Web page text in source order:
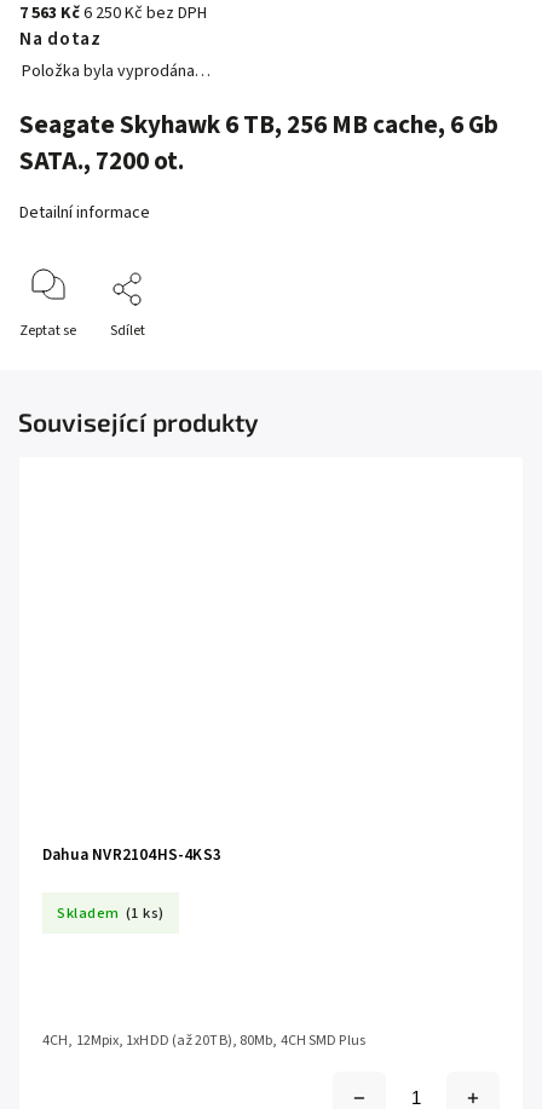
7 563 Kč6 250 Kč bez DPH
Na dotaz
Položka byla vyprodána…
Seagate Skyhawk 6 TB, 256 MB cache, 6 Gb
SATA., 7200 ot.
Detailní informace
Zeptat se Sdílet
Související produkty
Dahua NVR2104HS-4KS3
Skladem (1 ks)